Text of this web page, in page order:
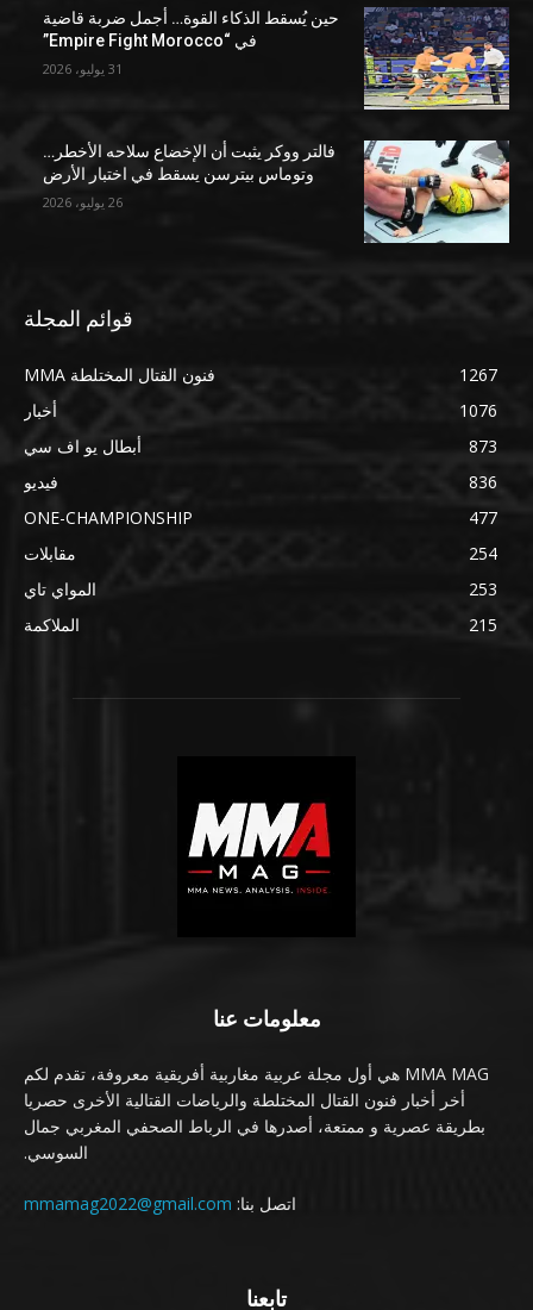
حين يُسقط الذكاء القوة… أجمل ضربة قاضية
في “Empire Fight Morocco”
31 يوليو، 2026
فالتر ووكر يثبت أن الإخضاع سلاحه الأخطر…
وتوماس بيترسن يسقط في اختبار الأرض
26 يوليو، 2026
قوائم المجلة
فنون القتال المختلطة MMA
1267
أخبار
1076
أبطال يو اف سي
873
فيديو
836
ONE-CHAMPIONSHIP
477
مقابلات
254
المواي تاي
253
الملاكمة
215
معلومات عنا
MMA MAG هي أول مجلة عربية مغاربية أفريقية معروفة، تقدم لكم
أخر أخبار فنون القتال المختلطة والرياضات القتالية الأخرى حصريا
بطريقة عصرية و ممتعة، أصدرها في الرباط الصحفي المغربي جمال
السوسي.
اتصل بنا: mmamag2022@gmail.com
تابعنا